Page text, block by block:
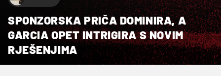
SPONZORSKA PRIČA DOMINIRA, A
GARCIA OPET INTRIGIRA S NOVIM
RJEŠENJIMA